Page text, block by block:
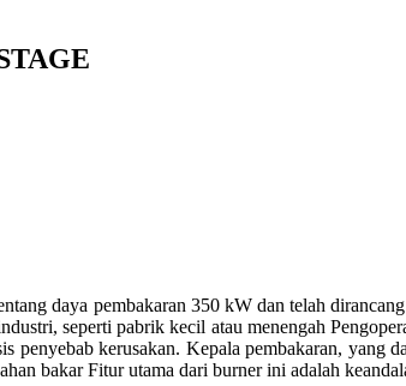
daya pembakaran 350 kW dan telah
seperti pabrik kecil atau menengah
penyebab kerusakan. Kepala pembakaran, yang
bakar Fitur utama dari burner ini adalah